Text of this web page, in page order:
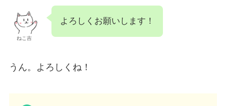
ねこ吉
よろしくお願いします！
うん。よろしくね！